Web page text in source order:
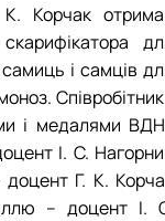
Корчак
самиць і самців
і медалями
І. С.
Г. К.
– доцент І.